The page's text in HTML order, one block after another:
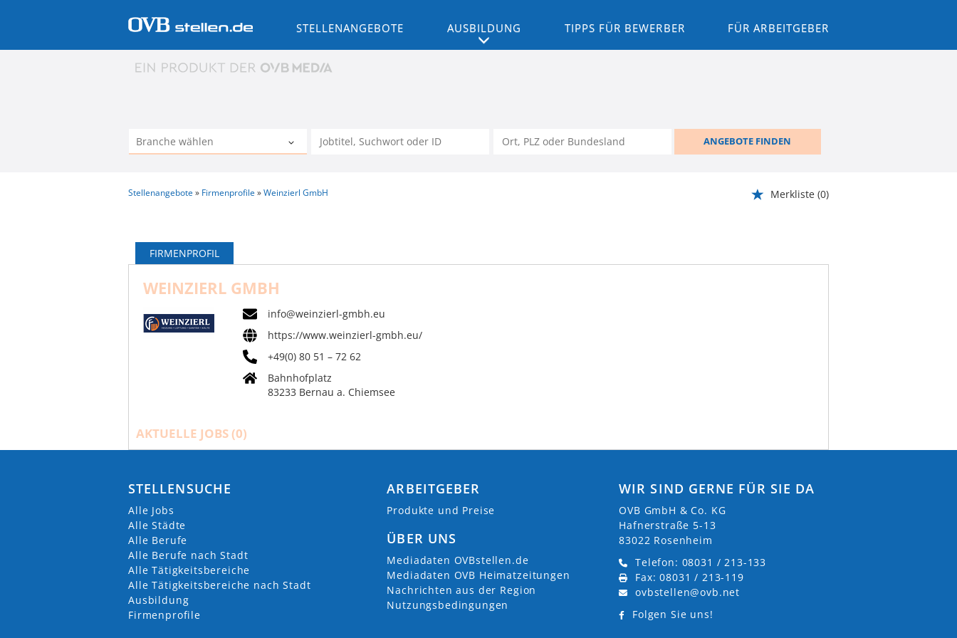
STELLENANGEBOTE AUSBILDUNG TIPPS FÜR BEWERBER FÜR ARBEITGEBER
ANGEBOTE FINDEN
Stellenangebote Firmenprofile Weinzierl GmbH Merkliste (0)
FIRMENPROFIL
WEINZIERL GMBH
info@weinzierl-gmbh.eu
https://www.weinzierl-gmbh.eu/
+49(0) 80 51 – 72 62
Bahnhofplatz
83233 Bernau a. Chiemsee
AKTUELLE JOBS (0)
STELLENSUCHE
Alle Jobs
Alle Städte
Alle Berufe
Alle Berufe nach Stadt
Alle Tätigkeitsbereiche
Alle Tätigkeitsbereiche nach Stadt
Ausbildung
Firmenprofile
ARBEITGEBER
Produkte und Preise
ÜBER UNS
Mediadaten OVBstellen.de
Mediadaten OVB Heimatzeitungen
Nachrichten aus der Region
Nutzungsbedingungen
WIR SIND GERNE FÜR SIE DA
OVB GmbH & Co. KG
Hafnerstraße 5-13
83022 Rosenheim
Telefon: 08031 / 213-133
Fax: 08031 / 213-119
ovbstellen@ovb.net
Folgen Sie uns!